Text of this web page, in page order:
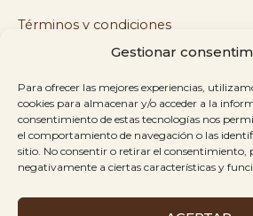
Gestionar
Para ofrecer las mejores experiencias,
cookies para almacenar y/o acceder a la
consentimiento de estas tecnologías nos
el comportamiento de navegación o las
sitio. No consentir o retirar el consentimiento,
negativamente a ciertas características y
Términos y condiciones
Política de envíos y reembolsos
Aviso legal